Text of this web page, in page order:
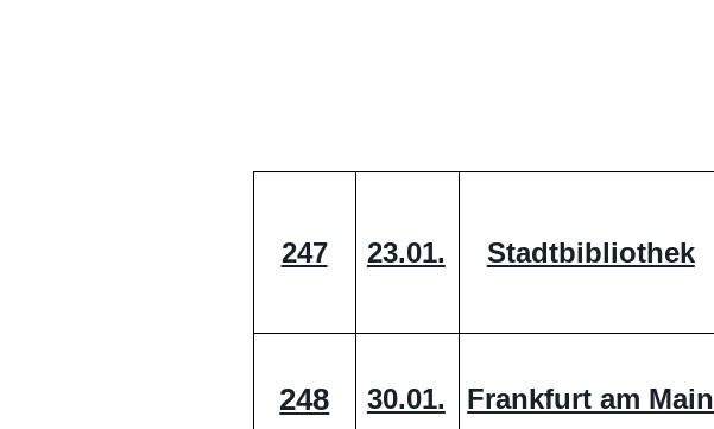
247 23.01. Stadtbibliothek
248 30.01. Frankfurt am Main